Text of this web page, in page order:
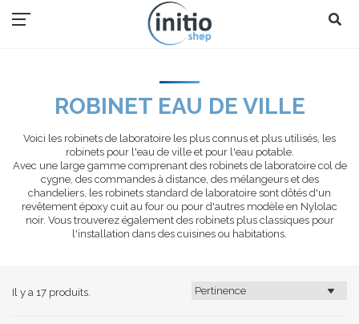
ROBINET EAU DE VILLE
Voici les robinets de laboratoire les plus connus et plus utilisés, les
robinets pour l'eau de ville et pour l'eau potable.
Avec une large gamme comprenant des robinets de laboratoire col de
cygne, des commandes à distance, des mélangeurs et des
chandeliers, les robinets standard de laboratoire sont dôtés d'un
revêtement époxy cuit au four ou pour d'autres modèle en Nylolac
noir. Vous trouverez également des robinets plus classiques pour
l'installation dans des cuisines ou habitations.
Il y a 17 produits.